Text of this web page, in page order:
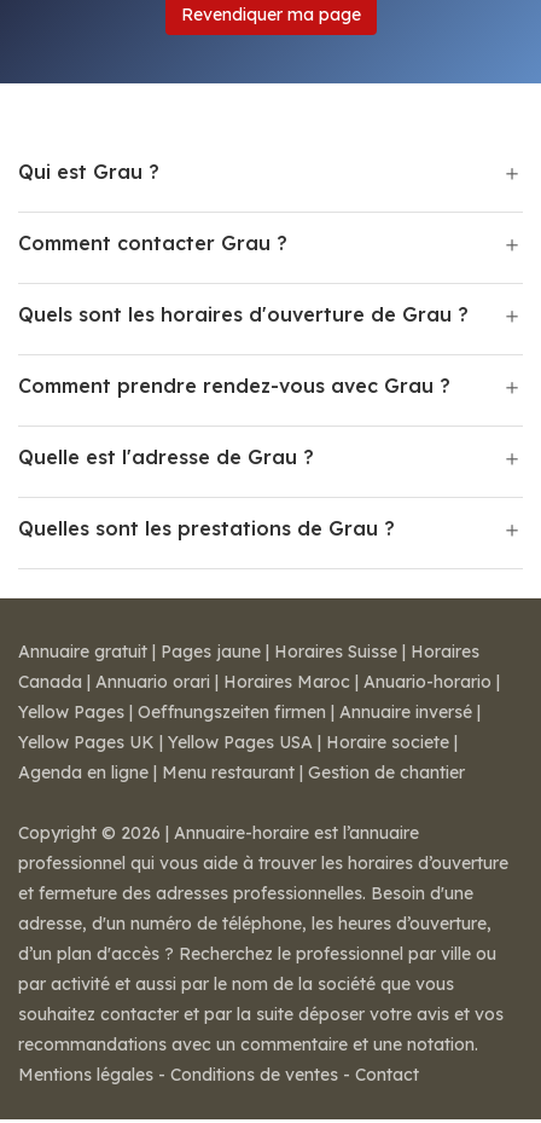
Revendiquer ma page
Qui est Grau ?
Comment contacter Grau ?
Quels sont les horaires d'ouverture de Grau ?
Comment prendre rendez-vous avec Grau ?
Quelle est l'adresse de Grau ?
Quelles sont les prestations de Grau ?
Annuaire gratuit | Pages jaune | Horaires Suisse | Horaires
Canada | Annuario orari | Horaires Maroc | Anuario-horario |
Yellow Pages | Oeffnungszeiten firmen | Annuaire inversé |
Yellow Pages UK | Yellow Pages USA | Horaire societe |
Agenda en ligne | Menu restaurant | Gestion de chantier
Copyright © 2026 | Annuaire-horaire est l’annuaire
professionnel qui vous aide à trouver les horaires d’ouverture
et fermeture des adresses professionnelles. Besoin d'une
adresse, d'un numéro de téléphone, les heures d’ouverture,
d’un plan d'accès ? Recherchez le professionnel par ville ou
par activité et aussi par le nom de la société que vous
souhaitez contacter et par la suite déposer votre avis et vos
recommandations avec un commentaire et une notation.
Mentions légales - Conditions de ventes - Contact